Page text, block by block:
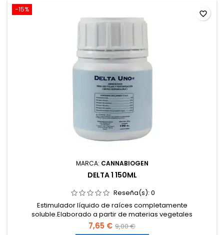
-15%
MARCA: CANNABIOGEN
DELTA 1 150ML
Reseña(s): 0
Estimulador líquido de raíces completamente
soluble.Elaborado a partir de materias vegetales
fermentadas.Enriquecido con vitaminas, azúcares y
polisacáridos mucilaginosos.Favorece la proliferación de
7,65 € 9,00 €
favorite_border